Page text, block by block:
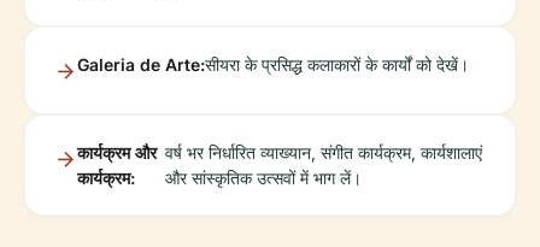
Galeria de Arte:सीयरा के प्रसिद्ध कलाकारों के कार्यों को देखें।
कार्यक्रम और
कार्यक्रम:
वर्ष भर निर्धारित व्याख्यान, संगीत कार्यक्रम, कार्यशालाएं
और सांस्कृतिक उत्सवों में भाग लें।